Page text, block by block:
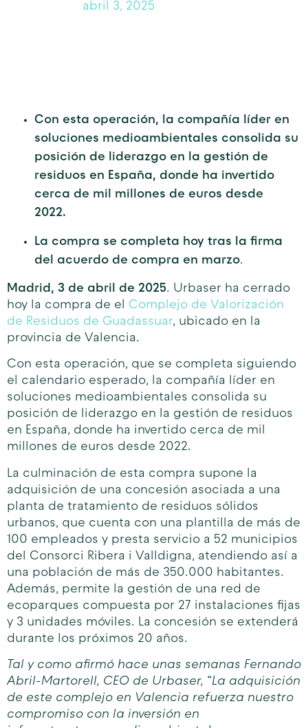
abril 3, 2025
Con esta operación, la compañía líder en
soluciones medioambientales consolida su
posición de liderazgo en la gestión de
residuos en España, donde ha invertido
cerca de mil millones de euros desde
2022.
La compra se completa hoy tras la firma
del acuerdo de compra en marzo.
Madrid, 3 de abril de 2025. Urbaser ha cerrado
hoy la compra de el Complejo de Valorización
de Residuos de Guadassuar, ubicado en la
provincia de Valencia.
Con esta operación, que se completa siguiendo
el calendario esperado, la compañía líder en
soluciones medioambientales consolida su
posición de liderazgo en la gestión de residuos
en España, donde ha invertido cerca de mil
millones de euros desde 2022.
La culminación de esta compra supone la
adquisición de una concesión asociada a una
planta de tratamiento de residuos sólidos
urbanos, que cuenta con una plantilla de más de
100 empleados y presta servicio a 52 municipios
del Consorci Ribera i Valldigna, atendiendo así a
una población de más de 350.000 habitantes.
Además, permite la gestión de una red de
ecoparques compuesta por 27 instalaciones fijas
y 3 unidades móviles. La concesión se extenderá
durante los próximos 20 años.
Tal y como afirmó hace unas semanas Fernando
Abril-Martorell, CEO de Urbaser, “La adquisición
de este complejo en Valencia refuerza nuestro
compromiso con la inversión en